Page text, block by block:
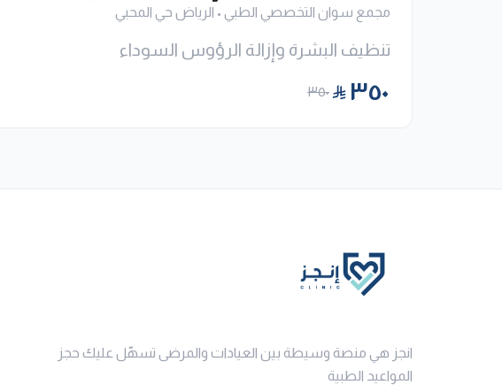
مجمع سوان التخصصي الطبي• الرياض حي المحبي
تنظيف البشرة وإزالة الرؤوس السوداء
٣٥٠ ٣٥٠
انجز هي منصة وسيطة بين العيادات والمرضى تسهّل عليك حجز
المواعيد الطبية